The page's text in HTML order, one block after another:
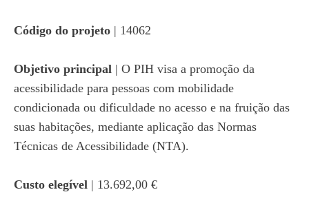
Código do projeto | 14062
Objetivo principal | O PIH visa a promoção da
acessibilidade para pessoas com mobilidade
condicionada ou dificuldade no acesso e na fruição das
suas habitações, mediante aplicação das Normas
Técnicas de Acessibilidade (NTA).
Custo elegível | 13.692,00 €